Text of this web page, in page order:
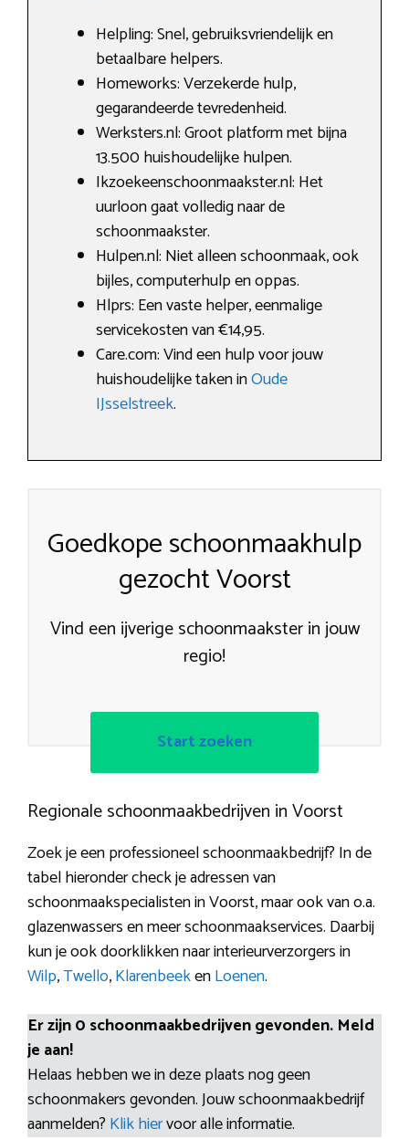
Helpling: Snel, gebruiksvriendelijk en
betaalbare helpers.
Homeworks: Verzekerde hulp,
gegarandeerde tevredenheid.
Werksters.nl: Groot platform met bijna
13.500 huishoudelijke hulpen.
Ikzoekeenschoonmaakster.nl: Het
uurloon gaat volledig naar de
schoonmaakster.
Hulpen.nl: Niet alleen schoonmaak, ook
bijles, computerhulp en oppas.
Hlprs: Een vaste helper, eenmalige
servicekosten van €14,95.
Care.com: Vind een hulp voor jouw
huishoudelijke taken inOude
IJsselstreek.
Goedkope schoonmaakhulp
gezocht Voorst
Vind een ijverige schoonmaakster in jouw
regio!
Start zoeken
Regionale schoonmaakbedrijven in Voorst
Zoek je een professioneel schoonmaakbedrijf? In de
tabel hieronder check je adressen van
schoonmaakspecialisten in Voorst, maar ook van o.a.
glazenwassers en meer schoonmaakservices. Daarbij
kun je ook doorklikken naar interieurverzorgers in
Wilp,Twello,KlarenbeekenLoenen.
Er zijn 0 schoonmaakbedrijven gevonden. Meld
je aan!
Helaas hebben we in deze plaats nog geen
schoonmakers gevonden. Jouw schoonmaakbedrijf
aanmelden? Klik hiervoor alle informatie.